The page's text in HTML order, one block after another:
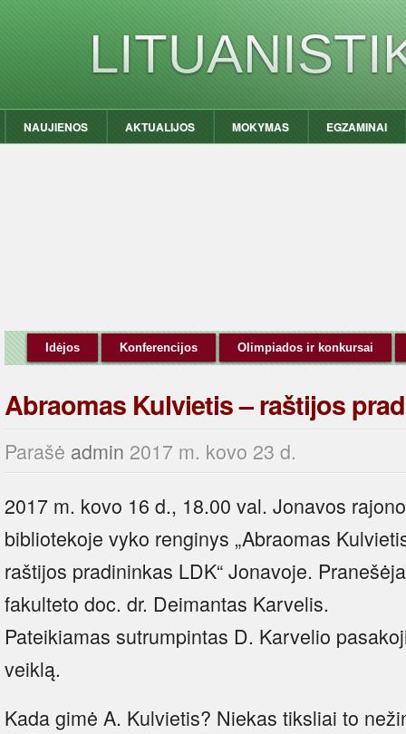
NAUJIENOS AKTUALIJOS MOKYMAS EGZAMINAI
Idėjos Konferencijos Olimpiados ir konkursai
Abraomas Kulvietis – raštijos
Parašė admin 2017 m. kovo 23 d.
2017 m. kovo 16 d., 18.00 val. Jonavos
bibliotekoje vyko renginys „Abraomas
raštijos pradininkas LDK“ Jonavoje.
fakulteto doc. dr. Deimantas Karvelis.
Pateikiamas sutrumpintas D. Karvelio
veiklą.
Kada gimė A. Kulvietis? Niekas tiksliai to